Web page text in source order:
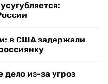
в США задержали
дело из-за угроз